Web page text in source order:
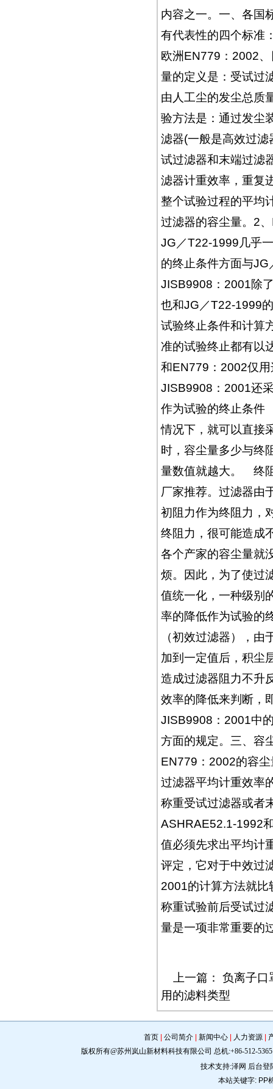
内容之一。一、各国
有代表性的四个标准
欧洲EN779：2002
量的定义是：受试过
由人工尘的发尘总质
验方法是：通过发尘
滤器(一般是高效过
试过滤器和末端过滤
滤器计重效率，重复
整个试验过程的平均
过滤器的容尘量。2
JG／T22-1999几乎
的终止条件方面与
JISB9908：2001除
也和JG／T22-1999
试验终止条件和计算
准的试验终止都有以
和EN779：2002仅
JISB9908：2001还
作为试验的终止条
情况下，就可以直接
时，容尘量多少与终
量数值就越大。 终
厂家推荐。过滤器由
初阻力作为终阻力，
终阻力，很可能造成
各个产家的容尘量就
烦。因此，为了使过
值统一化，一种级别
率的降低作为试验的
（初效过滤器），
加到一定值后，积尘
造成过滤器阻力不升
效率的降低来判断，
JISB9908：2001中
方面的规定。三、容
EN779：2002的容
过滤器平均计重效率
称重受试过滤器或者
ASHRAE52.1-1992
值必须先求出平均计
评定，它对于中效过
2001的计算方法就
称重试验前后受试过
量是一项非常重要的
上一篇： 负离子口
用的滤料类型
首页| 公司简介| 新闻中心| 人力资源|
版权所有@苏州岚山新材料科技有限公司 总机:+86-512-5365
技术支持:泽网 后台登
本站关键字: PP